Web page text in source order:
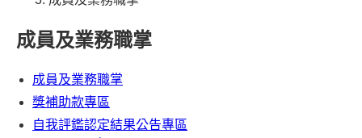
成員及業務職掌
成員及業務職掌
獎補助款專區
自我評鑑認定結果公告專區